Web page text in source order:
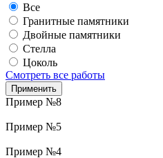
Все
Гранитные памятники
Двойные памятники
Стелла
Цоколь
Смотреть все работы
Пример №8
Пример №5
Пример №4